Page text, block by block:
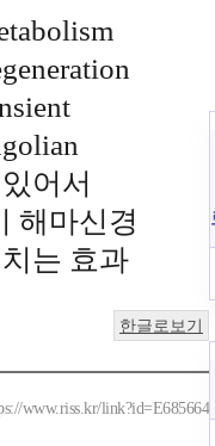
어서
해마신경
는 효과
한글로보기
www.riss.kr/link?id=E685664